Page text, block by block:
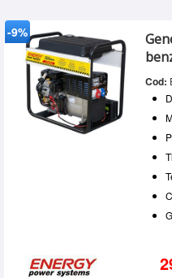
PRODUCATORI
SERVICE
INCHIRIERI
BLOG
CONTACT
AGT
ENERGY(1)
PRAMAC(1)
TEHNIK HONDA
Diametru electrod, maxim
Ø 8.0 mm(1)
Putere maxima la 380V
6 - 10 kW(1)
10 - 15 kW(1)
Combustibil
Benzina(1)
Tip pornire
Demaror mecanic
-9%
Cod: